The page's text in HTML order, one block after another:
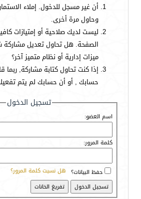
أن غير مسجل للدخول. إملاء
وحاول مرة أخرى.
ليست لديك صلاحية أو إمتيازات
الصفحة. هل تحاول تعديل
ميزات إدارية أو نظام متميز آخر؟
إذا كنت تحاول كتابة مشاركة, ربما
حسابك , أو أن حسابك لم يتم
تسجيل الدخول
اسم العضو:
كلمة المرور:
هل نسيت كلمة المرور؟ حفظ البيانات؟